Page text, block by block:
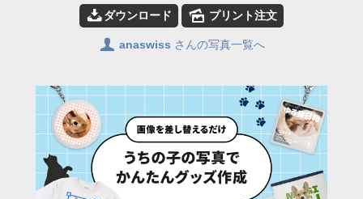
📥ダウンロード 🌄 プリント注文
👤 anaswiss さんの写真一覧へ